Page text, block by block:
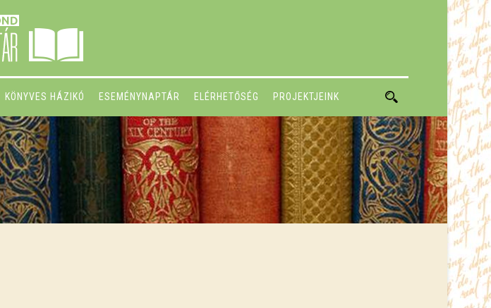
KÖNYVES HÁZIKÓ ESEMÉNYNAPTÁR ELÉRHETŐSÉG PROJEKTJEINK